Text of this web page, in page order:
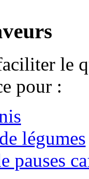
le
pour :
légumes
pauses